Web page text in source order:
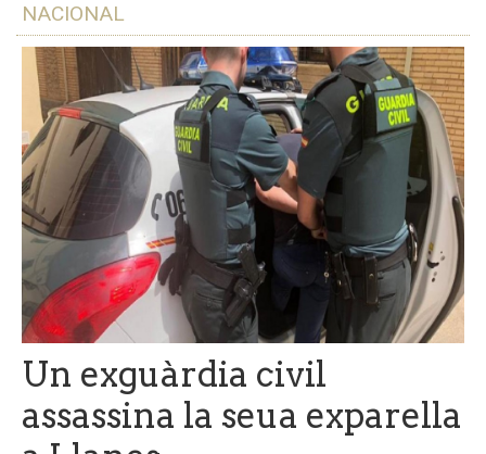
NACIONAL
Un exguàrdia civil
assassina la seua exparella